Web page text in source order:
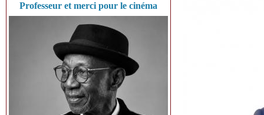
Professeur et merci pour le cinéma